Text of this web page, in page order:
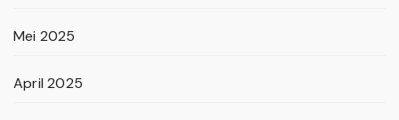
Mei 2025
April 2025